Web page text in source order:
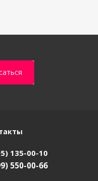
135-00-10
550-00-66